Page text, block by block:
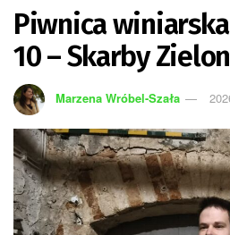
Piwnica
10 – Skarby
Marzena Wróbel-Szała